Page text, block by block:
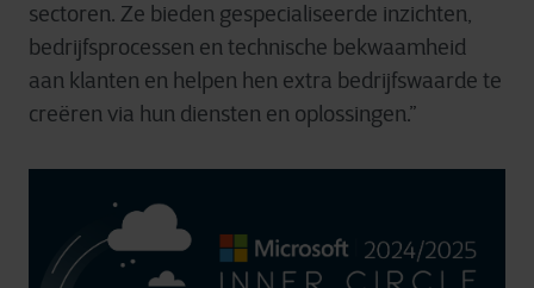
sectoren. Ze bieden gespecialiseerde inzichten,
bedrijfsprocessen en technische bekwaamheid
aan klanten en helpen hen extra bedrijfswaarde te
creëren via hun diensten en oplossingen.”